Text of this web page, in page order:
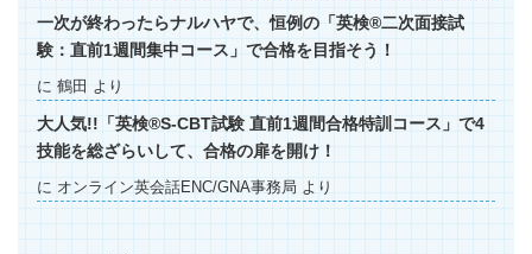
一次が終わったらナルハヤで、恒例の「英検®二次面接試
験：直前1週間集中コース」で合格を目指そう！
に 鶴田 より
大人気!!「英検®S-CBT試験 直前1週間合格特訓コース」で4
技能を総ざらいして、合格の扉を開け！
に オンライン英会話ENC/GNA事務局 より